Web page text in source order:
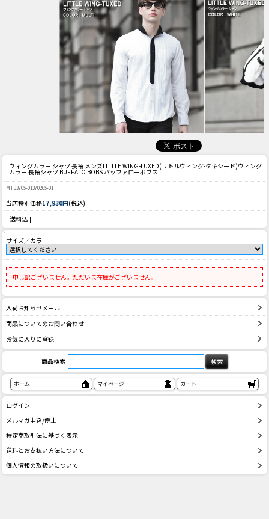
ウィングカラー シャツ 長袖 メンズLITTLE WING-TUXED(リトルウィング-タキシード)ウィング
カラー 長袖シャツ BUFFALO BOBS バッファローボブズ
MTB3705-01370265-01
当店特別価格17,930円(税込)
[ 送料込 ]
サイズ／カラー
申し訳ございません。ただいま在庫がございません。
入荷お知らせメール
商品についてのお問い合わせ
お気に入りに登録
商品検索
ホーム マイページ カート
ログイン
メルマガ申込/停止
特定商取引法に基づく表示
送料とお支払い方法について
個人情報の取扱いについて